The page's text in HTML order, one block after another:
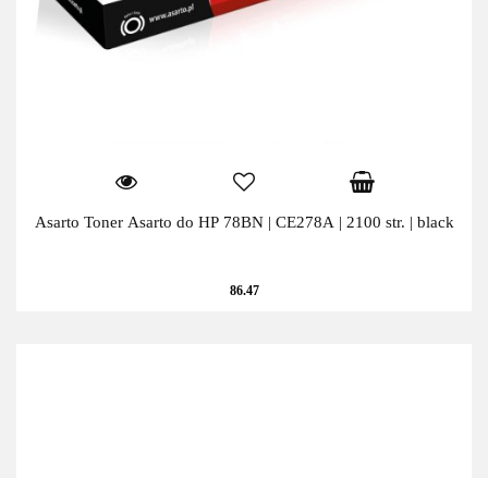
Asarto Toner Asarto do HP 78BN | CE278A | 2100 str. | black
86.47